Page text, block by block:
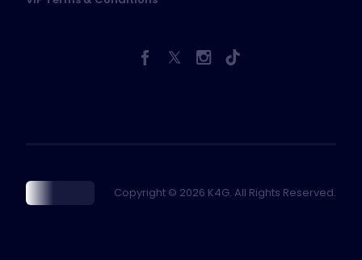
Copyright © 2026 K4G. All Rights Reserved.